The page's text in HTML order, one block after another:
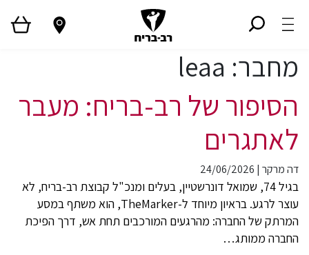
מחבר: leaa
הסיפור של רב-בריח: מעבר
לאתגרים
דה מרקר |
24/06/2026
בגיל 74, שמואל דונרשטיין, בעלים ומנכ"ל קבוצת רב-בריח, לא
עוצר לרגע. בראיון מיוחד ל-TheMarker, הוא משתף במסע
המרתק של החברה: מהרגעים המורכבים תחת אש, דרך הפיכת
החברה ממותג…